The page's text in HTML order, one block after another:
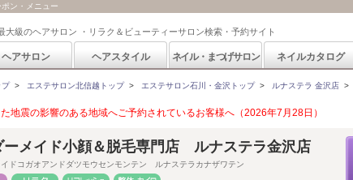
ン・メニュー
大級のヘアサロン ・リラク＆ビューティーサロン検索・予約サイト
ヘアサロン ヘアスタイル ネイル・まつげサロン ネイルカタログ
プ> エステサロン北信越トップ> エステサロン石川・金沢トップ> ルナステラ 金沢店 >
地震の影響のある地域へご予約されているお客様へ（2026年7月28日）
ーメイド小顔＆脱毛専門店 ルナステラ金沢店
イドコガオアンドダツモウセンモンテン ルナステラカナザワテン